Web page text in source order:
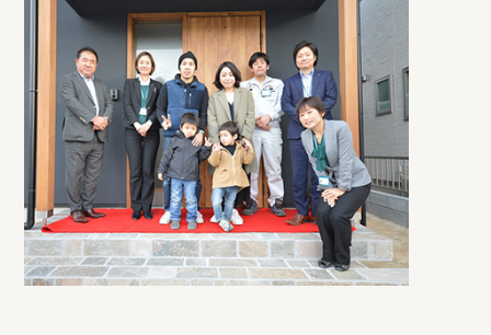
ESTATE
REFORM
BLOG
COMPANY